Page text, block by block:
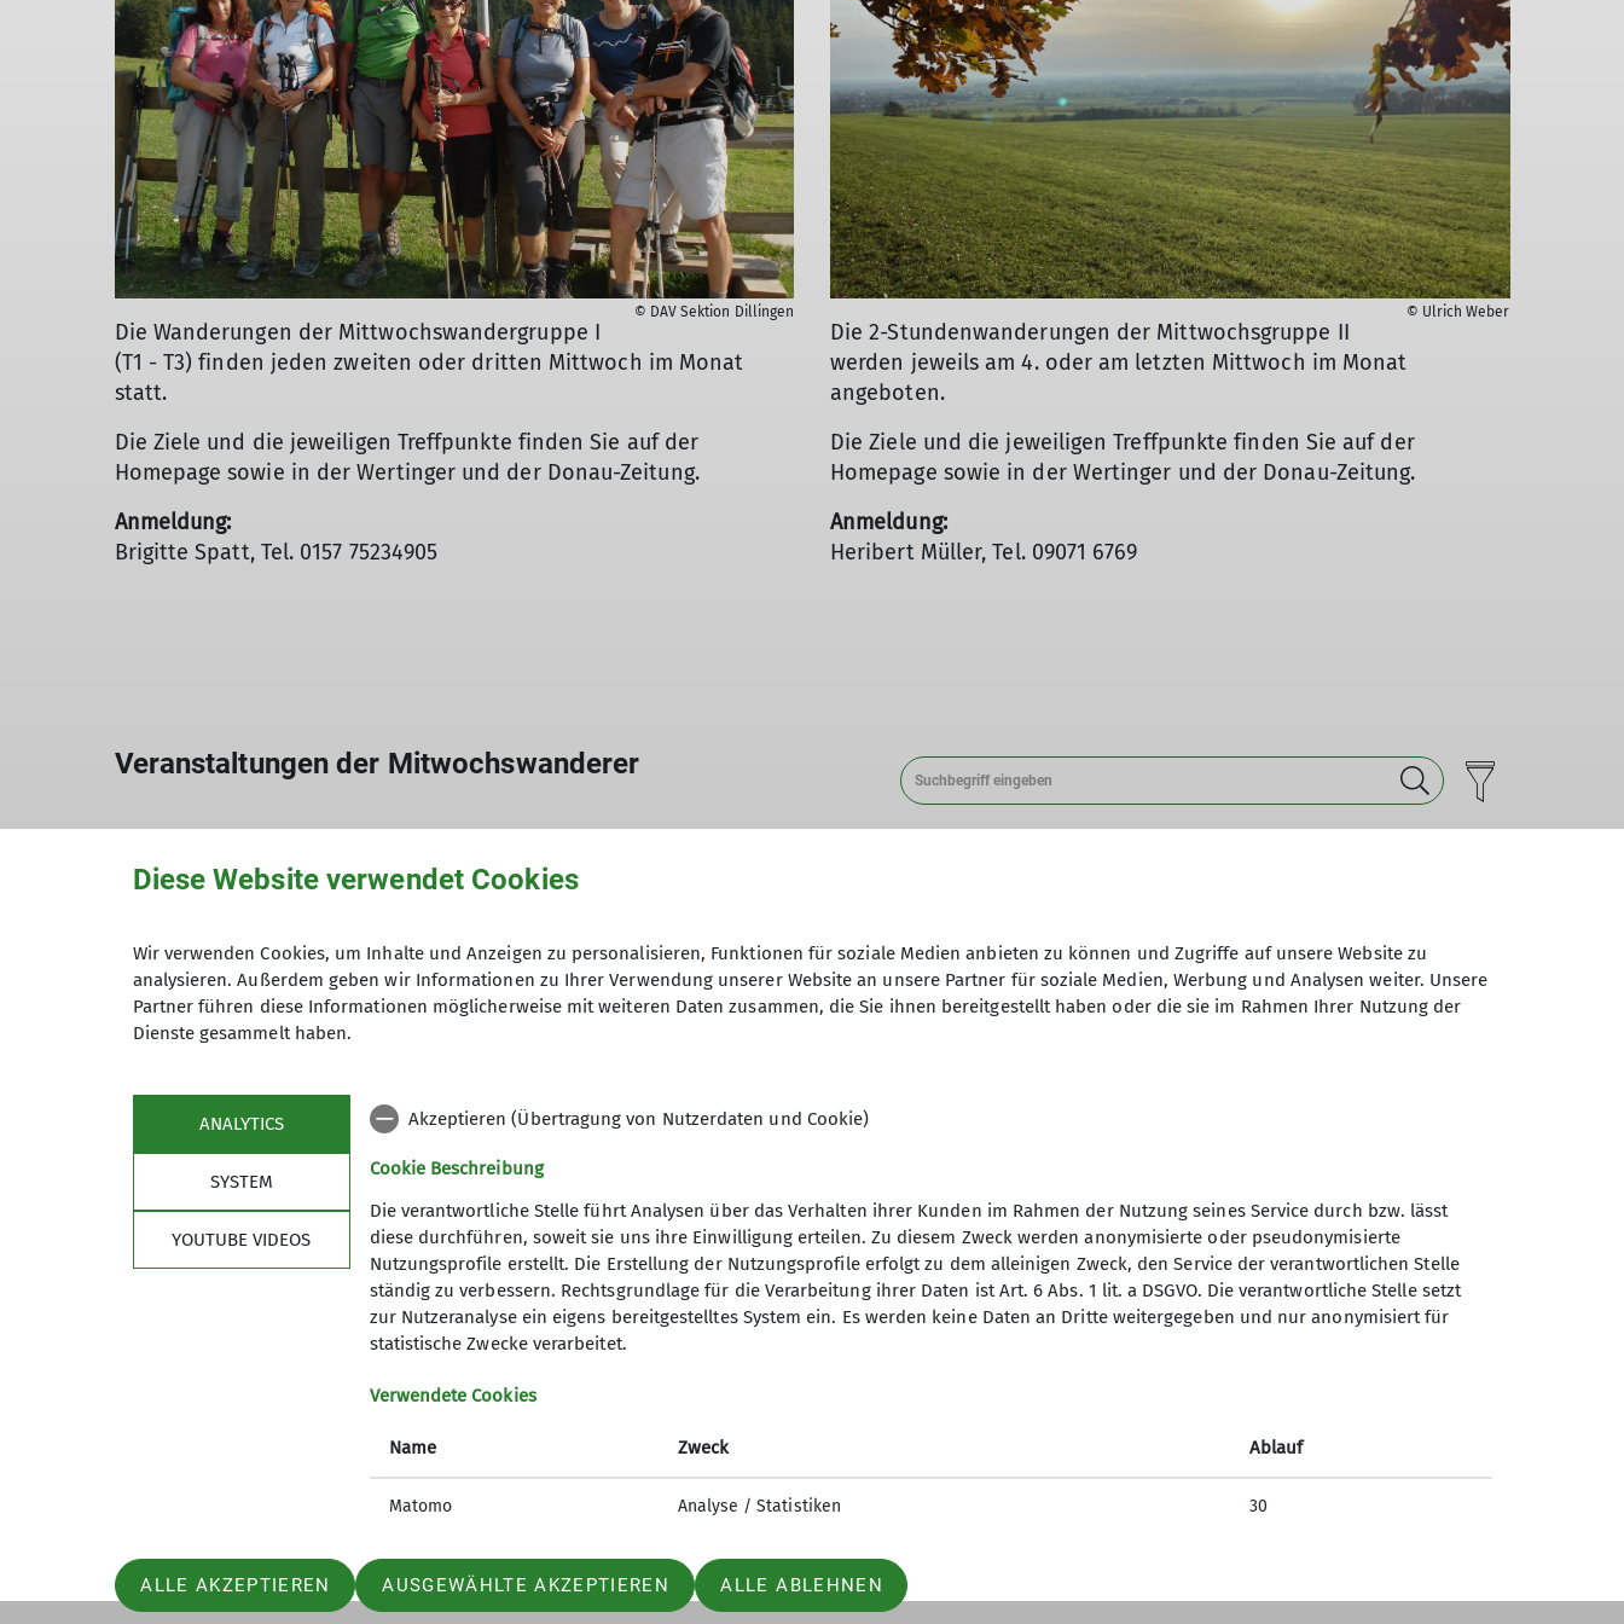
© DAV Sektion Dillingen
Die Wanderungen der Mittwochswandergruppe I
(T1 - T3) finden jeden zweiten oder dritten Mittwoch im Monat
statt.
Die Ziele und die jeweiligen Treffpunkte finden Sie auf der
Homepage sowie in der Wertinger und der Donau-Zeitung.
Anmeldung:
Brigitte Spatt, Tel. 0157 75234905
© Ulrich Weber
Die 2-Stundenwanderungen der Mittwochsgruppe II
werden jeweils am 4. oder am letzten Mittwoch im Monat
angeboten.
Die Ziele und die jeweiligen Treffpunkte finden Sie auf der
Homepage sowie in der Wertinger und der Donau-Zeitung.
Anmeldung:
Heribert Müller, Tel. 09071 6769
Veranstaltungen der Mitwochswanderer
Hörnle -- Verschoben!!!
16.05.2026
frei Brigitte Spatt
Sektion Dillingen des
Deutschen Alpenvereins e.V.
Hackenbergstraße 5
Kontakt
Diese Website verwendet Cookies
Wir verwenden Cookies, um Inhalte und Anzeigen zu personalisieren, Funktionen für soziale Medien anbieten zu können und Zugriffe auf unsere Website zu
analysieren. Außerdem geben wir Informationen zu Ihrer Verwendung unserer Website an unsere Partner für soziale Medien, Werbung und Analysen weiter. Unsere
Partner führen diese Informationen möglicherweise mit weiteren Daten zusammen, die Sie ihnen bereitgestellt haben oder die sie im Rahmen Ihrer Nutzung der
Dienste gesammelt haben.
ANALYTICS
SYSTEM
YOUTUBE VIDEOS
Akzeptieren (Übertragung von Nutzerdaten und Cookie)
Cookie Beschreibung
Die verantwortliche Stelle führt Analysen über das Verhalten ihrer Kunden im Rahmen der Nutzung seines Service durch bzw. lässt
diese durchführen, soweit sie uns ihre Einwilligung erteilen. Zu diesem Zweck werden anonymisierte oder pseudonymisierte
Nutzungsprofile erstellt. Die Erstellung der Nutzungsprofile erfolgt zu dem alleinigen Zweck, den Service der verantwortlichen Stelle
ständig zu verbessern. Rechtsgrundlage für die Verarbeitung ihrer Daten ist Art. 6 Abs. 1 lit. a DSGVO. Die verantwortliche Stelle setzt
zur Nutzeranalyse ein eigens bereitgestelltes System ein. Es werden keine Daten an Dritte weitergegeben und nur anonymisiert für
statistische Zwecke verarbeitet.
Verwendete Cookies
Name Zweck Ablauf
Matomo Analyse / Statistiken 30
ALLE AKZEPTIEREN AUSGEWÄHLTE AKZEPTIEREN ALLE ABLEHNEN